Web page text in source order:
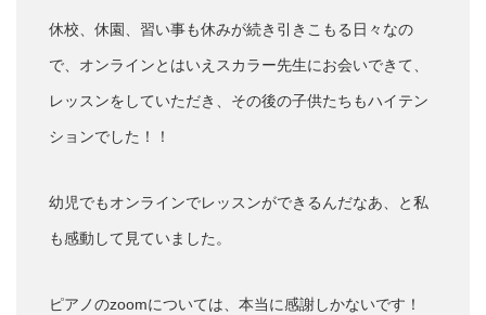
休校、休園、習い事も休みが続き引きこもる日々なの
で、オンラインとはいえスカラー先生にお会いできて、
レッスンをしていただき、その後の子供たちもハイテン
ションでした！！
幼児でもオンラインでレッスンができるんだなあ、と私
も感動して見ていました。
ピアノのzoomについては、本当に感謝しかないです！